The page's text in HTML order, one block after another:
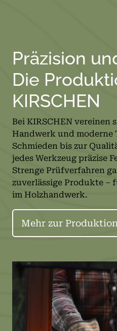
Präzision
Die
KIRSCHEN
Bei KIRSCHEN vereinen
Handwerk und moderne
Schmieden bis zur
jedes Werkzeug präzise
Strenge Prüfverfahren
zuverlässige Produkte –
im Holzhandwerk.
Mehr zur